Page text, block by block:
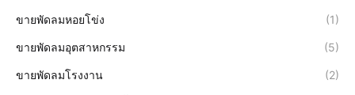
ขายพัดลมหอยโข่ง (1)
ขายพัดลมอุตสาหกรรม (5)
ขายพัดลมโรงงาน (2)